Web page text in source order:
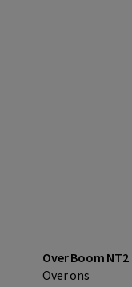
Over Boom NT2
Over ons